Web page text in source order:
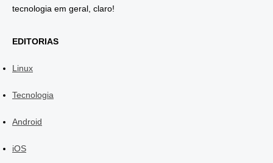
tecnologia em geral, claro!
EDITORIAS
Linux
Tecnologia
Android
iOS